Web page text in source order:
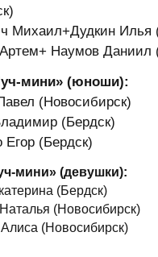
Михаил+Дудкин Илья
Наумов Даниил
мини» (юноши):
(Новосибирск)
(Бердск)
Егор (Бердск)
мини» (девушки):
(Бердск)
(Новосибирск)
(Новосибирск)